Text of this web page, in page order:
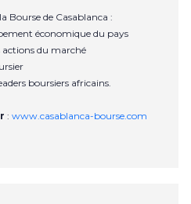
Bourse de Casablanca :
économique du pays
actions du marché
boursiers africains.
: www.casablanca-bourse.com